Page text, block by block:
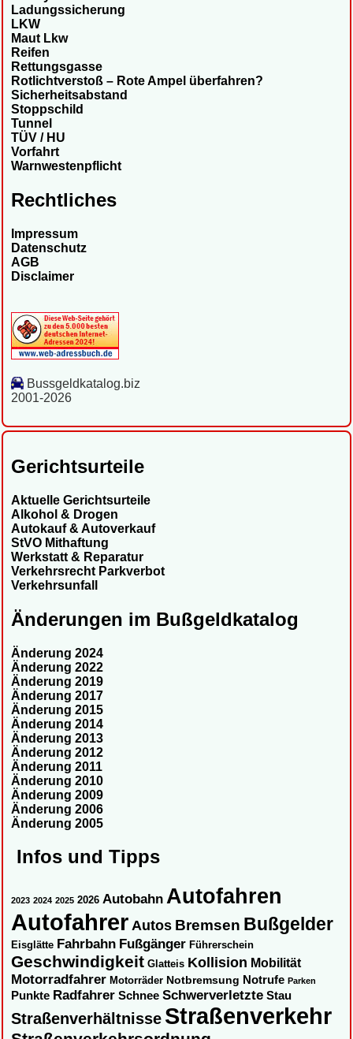
Ladungssicherung
LKW
Maut Lkw
Reifen
Rettungsgasse
Rotlichtverstoß – Rote Ampel überfahren?
Sicherheitsabstand
Stoppschild
Tunnel
TÜV / HU
Vorfahrt
Warnwestenpflicht
Rechtliches
Impressum
Datenschutz
AGB
Disclaimer
Bussgeldkatalog.biz
2001-2026
Gerichtsurteile
Aktuelle Gerichtsurteile
Alkohol & Drogen
Autokauf & Autoverkauf
StVO Mithaftung
Werkstatt & Reparatur
Verkehrsrecht Parkverbot
Verkehrsunfall
Änderungen im Bußgeldkatalog
Änderung 2024
Änderung 2022
Änderung 2019
Änderung 2017
Änderung 2015
Änderung 2014
Änderung 2013
Änderung 2012
Änderung 2011
Änderung 2010
Änderung 2009
Änderung 2006
Änderung 2005
Infos und Tipps
2023 2024 2025 2026 Autobahn Autofahren
AutofahrerAutos Bremsen Bußgelder
Eisglätte Fahrbahn Fußgänger Führerschein
Geschwindigkeit Glatteis Kollision Mobilität
Motorradfahrer Motorräder Notbremsung Notrufe Parken
Punkte Radfahrer Schnee Schwerverletzte Stau
Straßenverhältnisse Straßenverkehr